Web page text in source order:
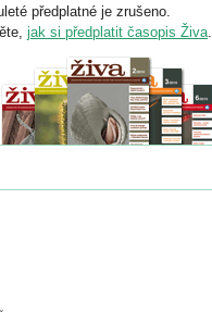
předplatné je zrušeno.
jak si předplatit časopis Živa.